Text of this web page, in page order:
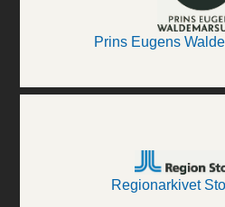
Prins Eugens
Regionarkivet